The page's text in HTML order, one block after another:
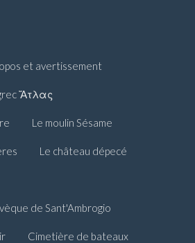
et avertissement
Ἄτλας
Le moulin Sésame
Le château dépecé
de Sant'Ambrogio
Cimetière de bateaux